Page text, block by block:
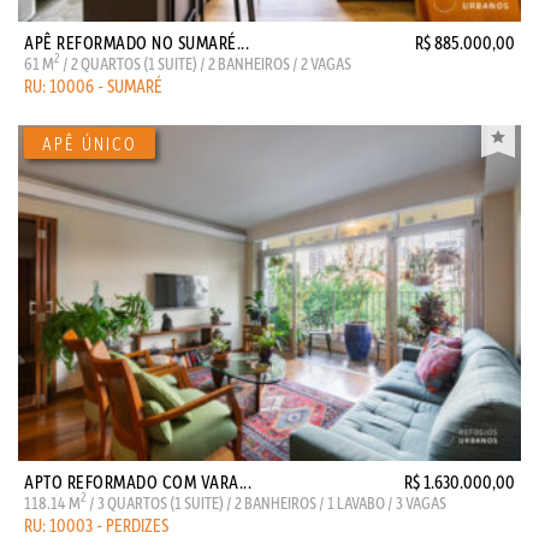
APÊ REFORMADO NO SUMARÉ... R$ 885.000,00
61 M2 / 2 QUARTOS (1 SUITE) / 2 BANHEIROS / 2 VAGAS
RU: 10006 - SUMARÉ
APTO REFORMADO COM VARA... R$ 1.630.000,00
118.14 M2 / 3 QUARTOS (1 SUITE) / 2 BANHEIROS / 1 LAVABO / 3 VAGAS
RU: 10003 - PERDIZES